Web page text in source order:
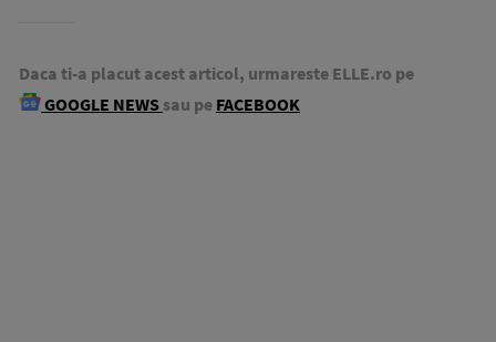
Daca ti-a placut acest articol, urmareste ELLE.ro pe
GOOGLE NEWS sau pe FACEBOOK